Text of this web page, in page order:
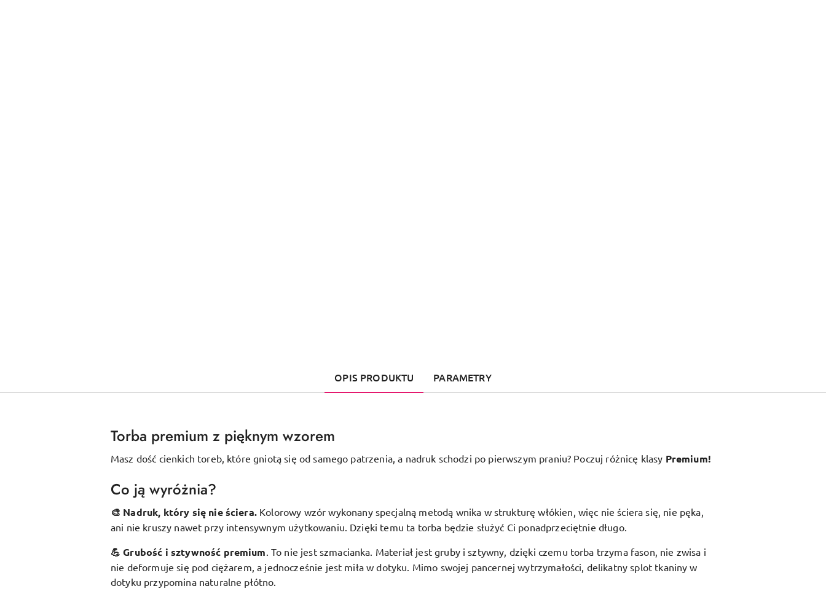
OPIS PRODUKTU PARAMETRY
Torba premium z pięknym wzorem
Masz dość cienkich toreb, które gniotą się od samego patrzenia, a nadruk schodzi po pierwszym praniu? Poczuj różnicę klasy Premium!
Co ją wyróżnia?
🎨 Nadruk, który się nie ściera. Kolorowy wzór wykonany specjalną metodą wnika w strukturę włókien, więc nie ściera się, nie pęka,
ani nie kruszy nawet przy intensywnym użytkowaniu. Dzięki temu ta torba będzie służyć Ci ponadprzeciętnie długo.
💪 Grubość i sztywność premium To nie jest szmacianka. Materiał jest gruby i sztywny, dzięki czemu torba trzyma fason, nie zwisa i
nie deformuje się pod ciężarem, a jednocześnie jest miła w dotyku. Mimo swojej pancernej wytrzymałości, delikatny splot tkaniny w
dotyku przypomina naturalne płótno.